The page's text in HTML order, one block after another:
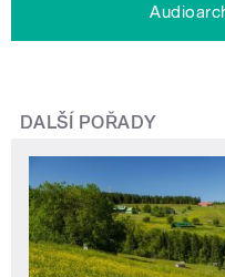
DALŠÍ POŘADY